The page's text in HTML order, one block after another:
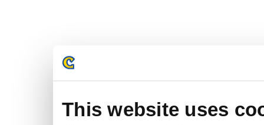
This website uses